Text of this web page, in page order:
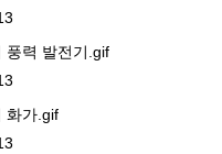
풍력 발전기.gif
화가.gif